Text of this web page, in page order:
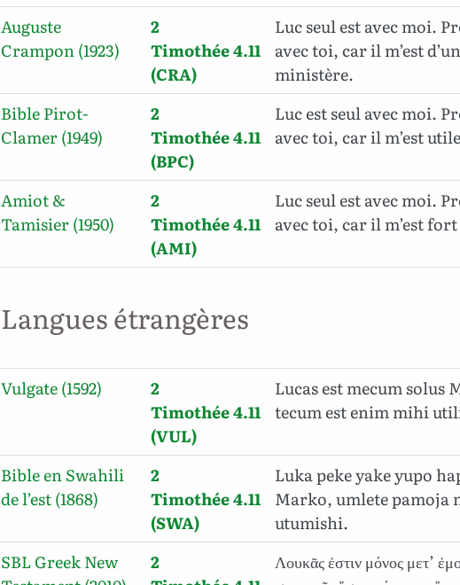
Auguste
Crampon (1923)
2
Timothée 4.11
(CRA)
Luc seul est avec moi.
avec toi, car il m’est
ministère.
Bible Pirot-
Clamer (1949)
2
Timothée 4.11
(BPC)
Luc est seul avec moi.
avec toi, car il m’est
Amiot &
Tamisier (1950)
2
Timothée 4.11
(AMI)
Luc seul est avec moi.
avec toi, car il m’est
Langues étrangères
Vulgate (1592)
2
Timothée 4.11
(VUL)
Lucas est mecum solus
tecum est enim mihi
Bible en Swahili
de l’est (1868)
2
Timothée 4.11
(SWA)
Luka peke yake yupo
Marko, umlete pamoja
utumishi.
SBL Greek New
2
Λουκᾶς ἐστιν μόνος μετ’